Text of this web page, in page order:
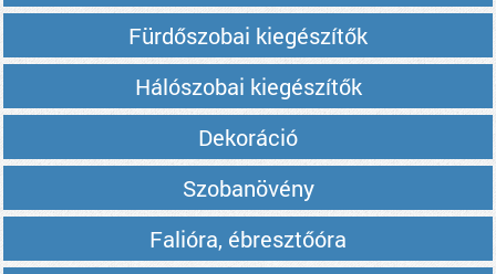
Fürdőszobai kiegészítők
Hálószobai kiegészítők
Dekoráció
Szobanövény
Falióra, ébresztőóra